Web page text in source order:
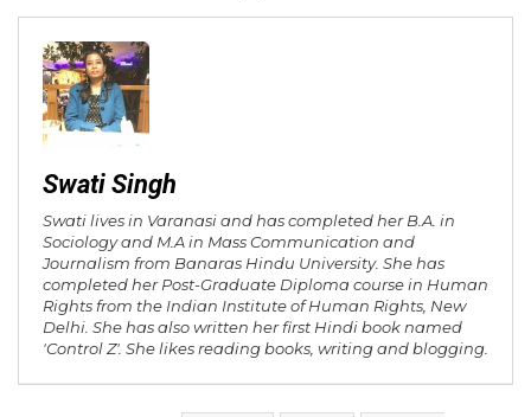
Swati Singh
Swati lives in Varanasi and has completed her B.A. in
Sociology and M.A in Mass Communication and
Journalism from Banaras Hindu University. She has
completed her Post-Graduate Diploma course in Human
Rights from the Indian Institute of Human Rights, New
Delhi. She has also written her first Hindi book named
'Control Z'. She likes reading books, writing and blogging.